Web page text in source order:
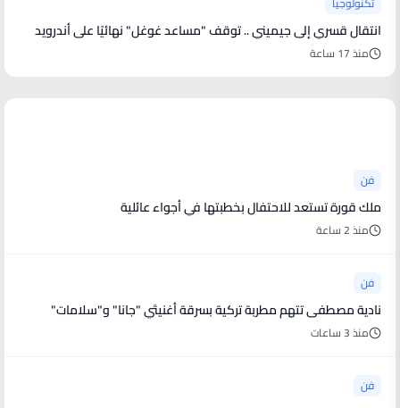
انتقال قسري إلى جيميني .. توقف "مساعد غوغل" نهائيًا على أندرويد
منذ 17 ساعة
فن
ملك قورة تستعد للاحتفال بخطبتها في أجواء عائلية
منذ 2 ساعة
فن
نادية مصطفى تتهم مطربة تركية بسرقة أغنيتَي "جانا" و"سلامات"
منذ 3 ساعات
فن